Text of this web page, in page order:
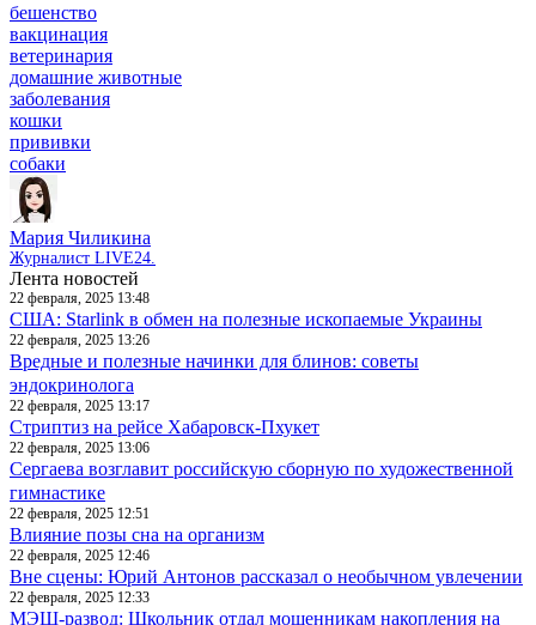
бешенство
вакцинация
ветеринария
домашние животные
заболевания
кошки
прививки
собаки
Мария Чиликина
Журналист LIVE24.
Лента новостей
22 февраля, 2025 13:48
США: Starlink в обмен на полезные ископаемые Украины
22 февраля, 2025 13:26
Вредные и полезные начинки для блинов: советы
эндокринолога
22 февраля, 2025 13:17
Стриптиз на рейсе Хабаровск-Пхукет
22 февраля, 2025 13:06
Сергаева возглавит российскую сборную по художественной
гимнастике
22 февраля, 2025 12:51
Влияние позы сна на организм
22 февраля, 2025 12:46
Вне сцены: Юрий Антонов рассказал о необычном увлечении
22 февраля, 2025 12:33
МЭШ-развод: Школьник отдал мошенникам накопления на